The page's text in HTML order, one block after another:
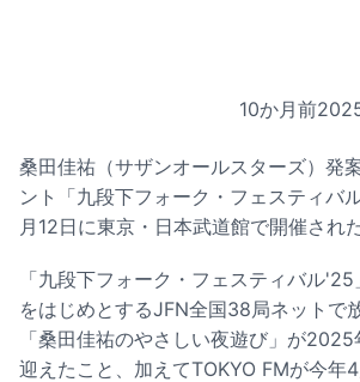
10か月前
桑田佳祐（サザンオールスターズ）発
ント「九段下フォーク・フェスティバ
月12日に東京・日本武道館で開催された
「九段下フォーク・フェスティバル
をはじめとするJFN全国38局ネットで
「桑田佳祐のやさしい夜遊び」が
迎えたこと、加えてTOKYO FMが今年